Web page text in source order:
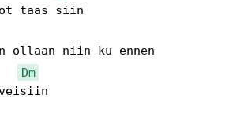
taas siin
ollaan niin ku ennen
Dm